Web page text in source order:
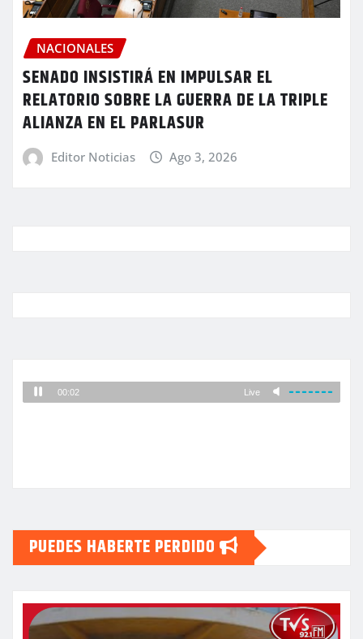
NACIONALES
SENADO INSISTIRÁ EN IMPULSAR EL
RELATORIO SOBRE LA GUERRA DE LA TRIPLE
ALIANZA EN EL PARLASUR
Editor Noticias Ago 3, 2026
PUEDES HABERTE PERDIDO